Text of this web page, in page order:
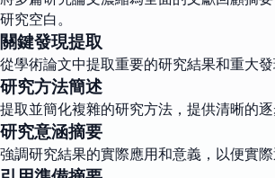
研究空白。
關鍵發現提取
從學術論文中提取重要的研究結果和重大發
研究方法簡述
提取並簡化複雜的研究方法，提供清晰的逐
研究意涵摘要
強調研究結果的實際應用和意義，以便實際